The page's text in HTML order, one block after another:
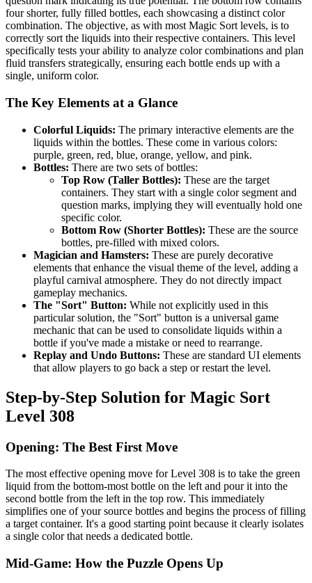
four shorter, fully filled bottles, each showcasing a distinct color
combination. The objective, as with most Magic Sort levels, is to
correctly sort the liquids into their respective containers. This level
specifically tests your ability to analyze color combinations and plan
fluid transfers strategically, ensuring each bottle ends up with a
single, uniform color.
The Key Elements at a Glance
Colorful Liquids: The primary interactive elements are the
liquids within the bottles. These come in various colors:
purple, green, red, blue, orange, yellow, and pink.
Bottles: There are two sets of bottles:
Top Row (Taller Bottles): These are the target
containers. They start with a single color segment and
question marks, implying they will eventually hold one
specific color.
Bottom Row (Shorter Bottles): These are the source
bottles, pre-filled with mixed colors.
Magician and Hamsters: These are purely decorative
elements that enhance the visual theme of the level, adding a
playful carnival atmosphere. They do not directly impact
gameplay mechanics.
The "Sort" Button: While not explicitly used in this
particular solution, the "Sort" button is a universal game
mechanic that can be used to consolidate liquids within a
bottle if you've made a mistake or need to rearrange.
Replay and Undo Buttons: These are standard UI elements
that allow players to go back a step or restart the level.
Step-by-Step Solution for Magic Sort
Level 308
Opening: The Best First Move
The most effective opening move for Level 308 is to take the green
liquid from the bottom-most bottle on the left and pour it into the
second bottle from the left in the top row. This immediately
simplifies one of your source bottles and begins the process of filling
a target container. It's a good starting point because it clearly isolates
a single color that needs a dedicated bottle.
Mid-Game: How the Puzzle Opens Up